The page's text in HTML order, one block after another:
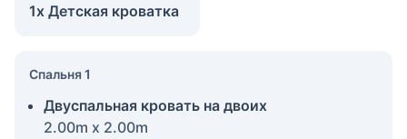
1x Детская кроватка
Спальня 1
Двуспальная кровать на двоих
2.00m x 2.00m